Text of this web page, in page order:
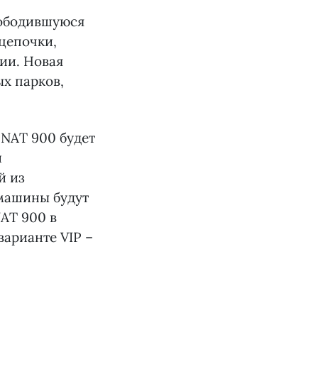
Новая
парков,
900 будет
из
будут
900 в
VIP –